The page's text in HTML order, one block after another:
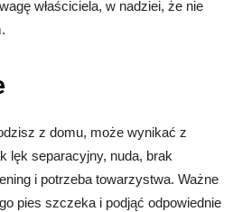
właściciela, w nadziei, że nie
z domu, może wynikać z
lęk separacyjny, nuda, brak
i potrzeba towarzystwa. Ważne
pies szczeka i podjąć odpowiednie